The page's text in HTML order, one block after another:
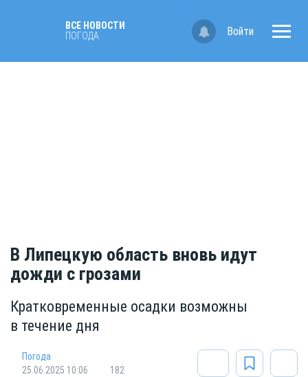
ВСЕ НОВОСТИ
ПОГОДА
Войти
В Липецкую область вновь идут
дожди с грозами
Кратковременные осадки возможны
в течение дня
Погода
25.06.2025 10:06
182